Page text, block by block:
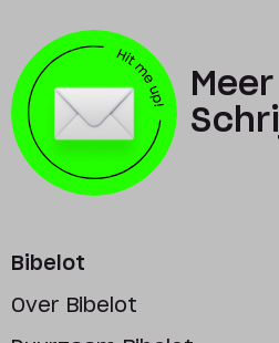
Bibelot
Over Bibelot